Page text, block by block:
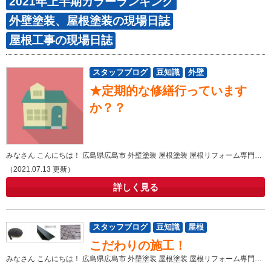
外壁塗装、屋根塗装の現場日誌
屋根工事の現場日誌
★定期的な修繕行っています
か？？
（2021.07.13 更新）
詳しく見る
スタッフブログ 豆知識 外壁
こだわりの施工！
スタッフブログ 豆知識 屋根